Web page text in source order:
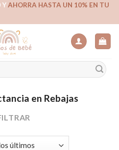
YAHORRA HASTA UN 10% EN TU
en Rebajas